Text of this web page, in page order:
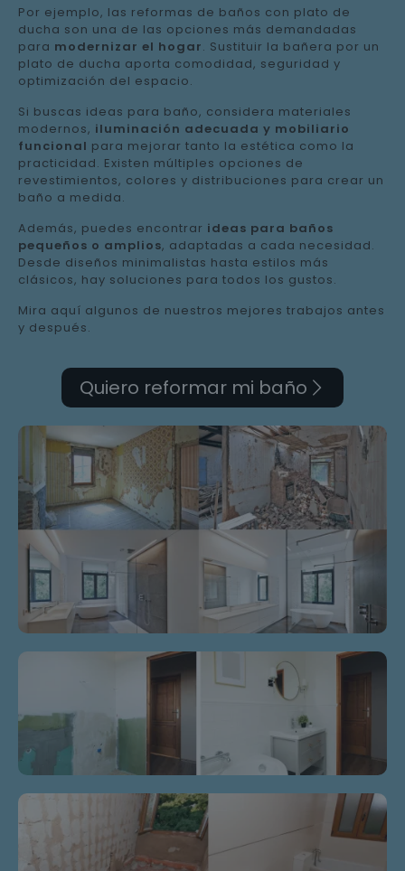
Por ejemplo, las reformas de baños con plato de
ducha son una de las opciones más demandadas
para modernizar el hogar. Sustituir la bañera por un
plato de ducha aporta comodidad, seguridad y
optimización del espacio.
Si buscas ideas para baño, considera materiales
modernos, iluminación adecuada y mobiliario
funcional para mejorar tanto la estética como la
practicidad. Existen múltiples opciones de
revestimientos, colores y distribuciones para crear un
baño a medida.
Además, puedes encontrar ideas para baños
pequeños o amplios, adaptadas a cada necesidad.
Desde diseños minimalistas hasta estilos más
clásicos, hay soluciones para todos los gustos.
Mira aquí algunos de nuestros mejores trabajos antes
y después.
Quiero reformar mi baño